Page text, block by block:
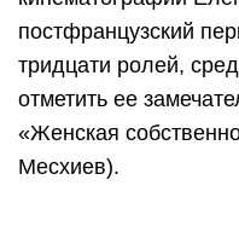
постфранцузский
тридцати ролей,
отметить ее
«Женская
Месхиев).